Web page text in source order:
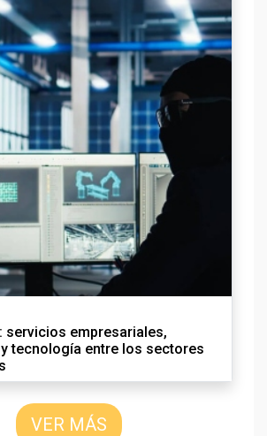
servicios empresariales,
tecnología entre los sectores
VER MÁS